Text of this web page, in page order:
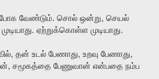
வேண்டும். சொல் ஒன்று, செயல்
முடியாது. ஏற்றுக்கொள்ள முடியாது.
, தன் உடல் பேணாது, உறவு பேணாது,
, சமூகத்தை பேணுவான் என்பதை நம்ப